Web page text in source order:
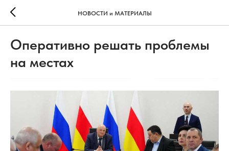
НОВОСТИ и МАТЕРИАЛЫ
Оперативно решать проблемы
на местах